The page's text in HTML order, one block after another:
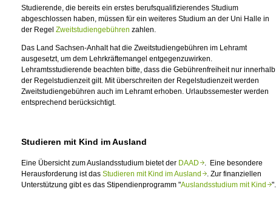
Studierende, die bereits ein erstes berufsqualifizierendes Studium
abgeschlossen haben, müssen für ein weiteres Studium an der Uni Halle in
der Regel Zweitstudiengebühren zahlen.
Das Land Sachsen‑Anhalt hat die Zweitstudiengebühren im Lehramt
ausgesetzt, um dem Lehrkräftemangel entgegenzuwirken.
Lehramtsstudierende beachten bitte, dass die Gebührenfreiheit nur innerhalb
der Regelstudienzeit gilt. Mit überschreiten der Regelstudienzeit werden
Zweitstudiengebühren auch im Lehramt erhoben. Urlaubssemester werden
entsprechend berücksichtigt.
Studieren mit Kind im Ausland
Eine Übersicht zum Auslandsstudium bietet der DAAD. Eine besondere
Herausforderung ist das Studieren mit Kind im Ausland. Zur finanziellen
Unterstützung gibt es das Stipendienprogramm "Auslandsstudium mit Kind".